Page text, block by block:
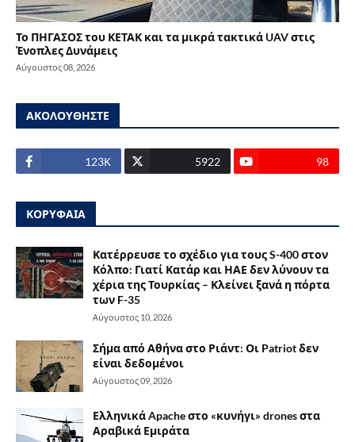
Το ΠΗΓΑΣΟΣ του ΚΕΤΑΚ και τα μικρά τακτικά UAV στις
Ένοπλες Δυνάμεις
Αύγουστος 08, 2026
ΑΚΟΛΟΥΘΗΣΤΕ
123Κ 5922 98
ΚΟΡΥΦΑΙΑ
Κατέρρευσε το σχέδιο για τους S-400 στον
Κόλπο: Γιατί Κατάρ και ΗΑΕ δεν λύνουν τα
χέρια της Τουρκίας – Κλείνει ξανά η πόρτα
των F-35
Αύγουστος 10, 2026
Σήμα από Αθήνα στο Ριάντ: Οι Patriot δεν
είναι δεδομένοι
Αύγουστος 09, 2026
Ελληνικά Apache στο «κυνήγι» drones στα
Αραβικά Εμιράτα